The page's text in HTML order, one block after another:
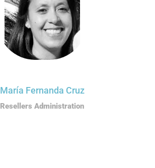
María Fernanda Cruz
Resellers Administration